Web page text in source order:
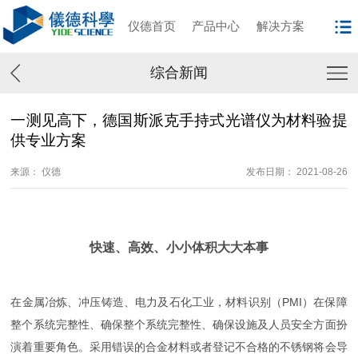
仪德首页 产品中心 解决方案
综合新闻
一测见高下，德国斯派克手持式光谱仪为材料验提
供专业方案
来源： 仪德 发布日期： 2021-08-26
快速、高效、小小体积大大本事
在金属冶炼、冲压铸造、电力及石化工业，材料识别（PMI）在保障
整个系统完整性、确保整个系统完整性、确保设施及人员安全方面扮
演着重要角色。采用错误的合金材料或者登记不合格的不锈钢将会导